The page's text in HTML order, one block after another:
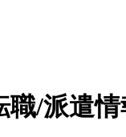
職/派遣情